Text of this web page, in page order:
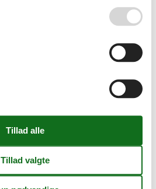
Allinge